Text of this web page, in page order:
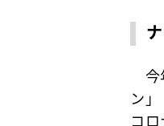
今
ン
コ